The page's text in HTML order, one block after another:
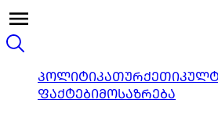
ᲞᲝᲚᲘᲢᲘᲙᲐᲗᲣᲠᲥᲔᲗᲘ
ᲤᲐᲥᲢᲔᲑᲘᲛᲝᲡᲐᲖᲠᲔᲑᲐ